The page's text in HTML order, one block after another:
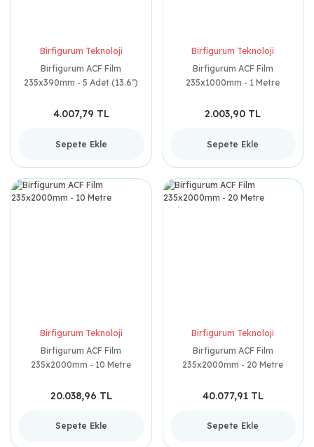
Birfigurum Teknoloji
Birfigurum ACF Film
235x390mm - 5 Adet (13.6'')
4.007,79 TL
Sepete Ekle
Birfigurum Teknoloji
Birfigurum ACF Film
235x1000mm - 1 Metre
2.003,90 TL
Sepete Ekle
Birfigurum Teknoloji
Birfigurum ACF Film
235x2000mm - 10 Metre
20.038,96 TL
Sepete Ekle
Birfigurum Teknoloji
Birfigurum ACF Film
235x2000mm - 20 Metre
40.077,91 TL
Sepete Ekle